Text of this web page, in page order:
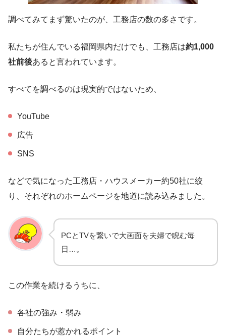
調べてみてまず驚いたのが、工務店の数の多さです。
私たちが住んでいる福岡県内だけでも、工務店は約1,000
社前後あると言われています。
すべてを調べるのは現実的ではないため、
YouTube
広告
SNS
などで気になった工務店・ハウスメーカー約50社に絞
り、それぞれのホームページを地道に読み込みました。
PCとTVを繋いで大画面を夫婦で睨む毎
日…。
この作業を続けるうちに、
各社の強み・弱み
自分たちが惹かれるポイント